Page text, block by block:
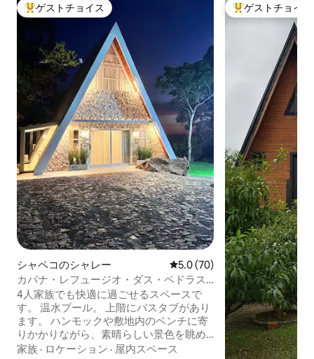
大好評のゲストチョイスです。
ゲストチョイス
シャペコのシャレー レビュー70件、5つ星中5.0つ
5.0 (70)
カバナ・レフュージオ・ダス・ペドラス -
ゴイオエン
4人家族でも快適に過ごせるスペースで
す。 温水プール。 上階にバスタブがあり
ます。 ハンモックや敷地内のベンチに寄
りかかりながら、素晴らしい景色を眺め
ながらお茶やコーヒー、チマラオをお楽
家族 · ロケーション · 屋内スペース
大好評のゲスト
ゲストチョイス